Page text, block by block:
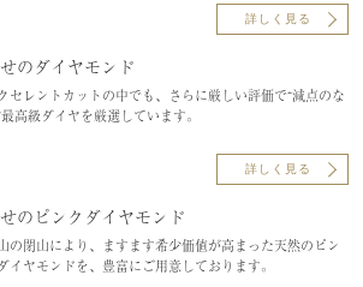
詳しく見る
のダイヤモンド
セレントカットの中でも、さらに厳しい評価で“減点のな
最高級ダイヤを厳選しています。
詳しく見る
のピンクダイヤモンド
の閉山により、ますます希少価値が高まった天然のピン
イヤモンドを、豊富にご用意しております。